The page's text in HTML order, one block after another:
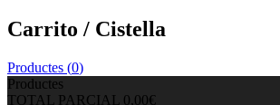
Carrito / Cistella
Productes (0)
Productes
TOTAL PARCIAL 0,00€